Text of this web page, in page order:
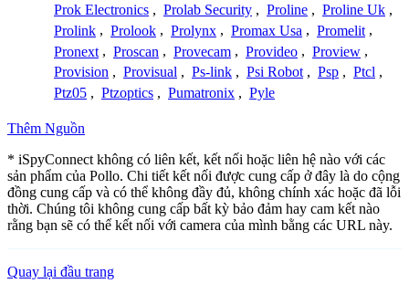
Prok Electronics , Prolab Security , Proline , Proline Uk ,
Prolink , Prolook , Prolynx , Promax Usa , Promelit ,
Pronext , Proscan , Provecam , Provideo , Proview ,
Provision , Provisual , Ps-link , Psi Robot , Psp , Ptcl ,
Ptz05 , Ptzoptics , Pumatronix , Pyle
Thêm Nguồn
* iSpyConnect không có liên kết, kết nối hoặc liên hệ nào với các
sản phẩm của Pollo. Chi tiết kết nối được cung cấp ở đây là do cộng
đồng cung cấp và có thể không đầy đủ, không chính xác hoặc đã lỗi
thời. Chúng tôi không cung cấp bất kỳ bảo đảm hay cam kết nào
rằng bạn sẽ có thể kết nối với camera của mình bằng các URL này.
Quay lại đầu trang